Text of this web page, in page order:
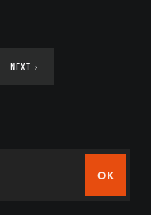
NEXT ›
OK